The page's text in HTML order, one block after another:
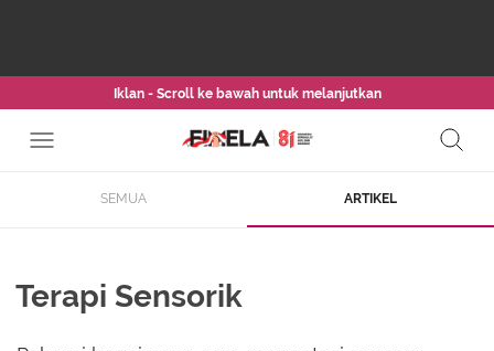
Iklan - Scroll ke bawah untuk melanjutkan
SEMUA ARTIKEL
Terapi Sensorik